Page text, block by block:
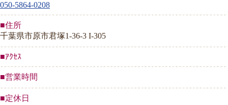
050-5864-0208
■住所
千葉県市原市君塚1-36-3 I-305
■ｱｸｾｽ
■営業時間
■定休日